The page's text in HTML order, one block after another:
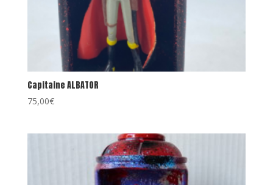
Capitaine ALBATOR
75,00€